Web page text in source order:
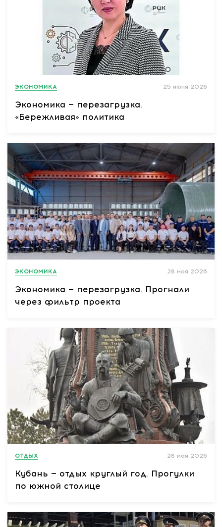
ЭКОНОМИКА 25 июня 2026
Экономика — перезагрузка.
«Бережливая» политика
ЭКОНОМИКА 28 мая 2026
Экономика — перезагрузка. Прогнали
через фильтр проекта
ОТДЫХ 28 мая 2026
Кубань — отдых круглый год. Прогулки
по южной столице